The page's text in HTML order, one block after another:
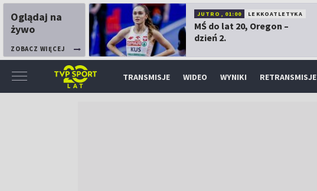
Oglądaj na
żywo
ZOBACZ WIĘCEJ
JUTRO, 01:00 LEKKOATLETYKA
MŚ do lat 20, Oregon –
dzień 2.
TRANSMISJE WIDEO WYNIKI RETRANSMISJE